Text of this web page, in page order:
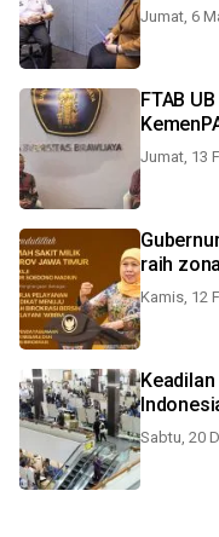
Jumat, 6
FTAB
Jumat, 13
raih
Kamis, 12
Sabtu, 20